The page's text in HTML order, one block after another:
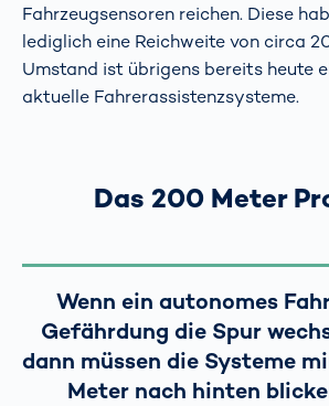
Fahrzeugsensoren reichen. Diese
lediglich eine Reichweite von circa
Umstand ist übrigens bereits heute
aktuelle Fahrerassistenzsysteme.
Das 200 Meter
Wenn ein autonomes
Gefährdung die Spur
dann müssen die Systeme
Meter nach hinten